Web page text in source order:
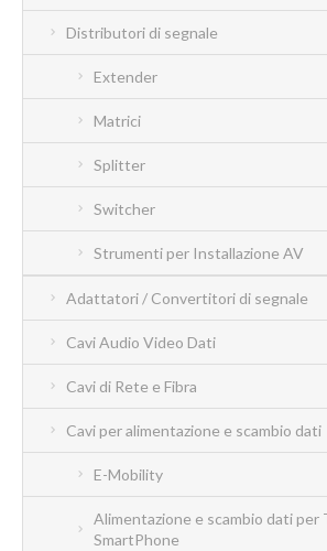
Distributori di segnale
Extender
Matrici
Splitter
Switcher
Strumenti per Installazione AV
Adattatori / Convertitori di segnale
Cavi Audio Video Dati
Cavi di Rete e Fibra
Cavi per alimentazione e scambio dati
E-Mobility
Alimentazione e scambio dati per
SmartPhone